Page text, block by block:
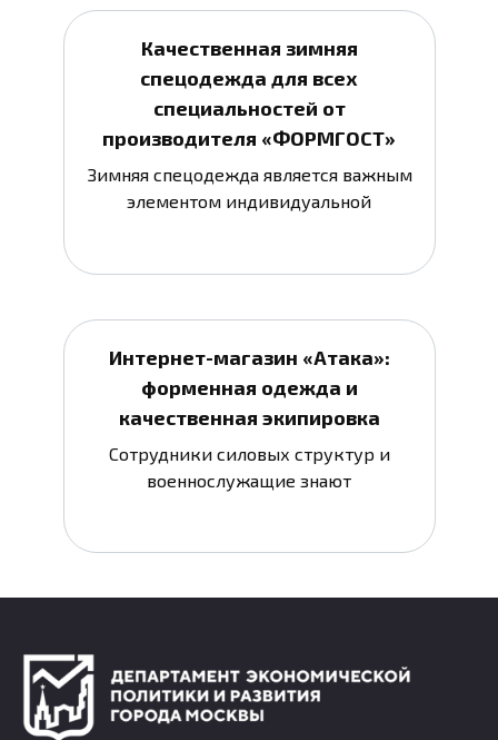
Качественная зимняя
спецодежда для всех
специальностей от
производителя «ФОРМГОСТ»
Зимняя спецодежда является важным
элементом индивидуальной
Интернет-магазин «Атака»:
форменная одежда и
качественная экипировка
Сотрудники силовых структур и
военнослужащие знают